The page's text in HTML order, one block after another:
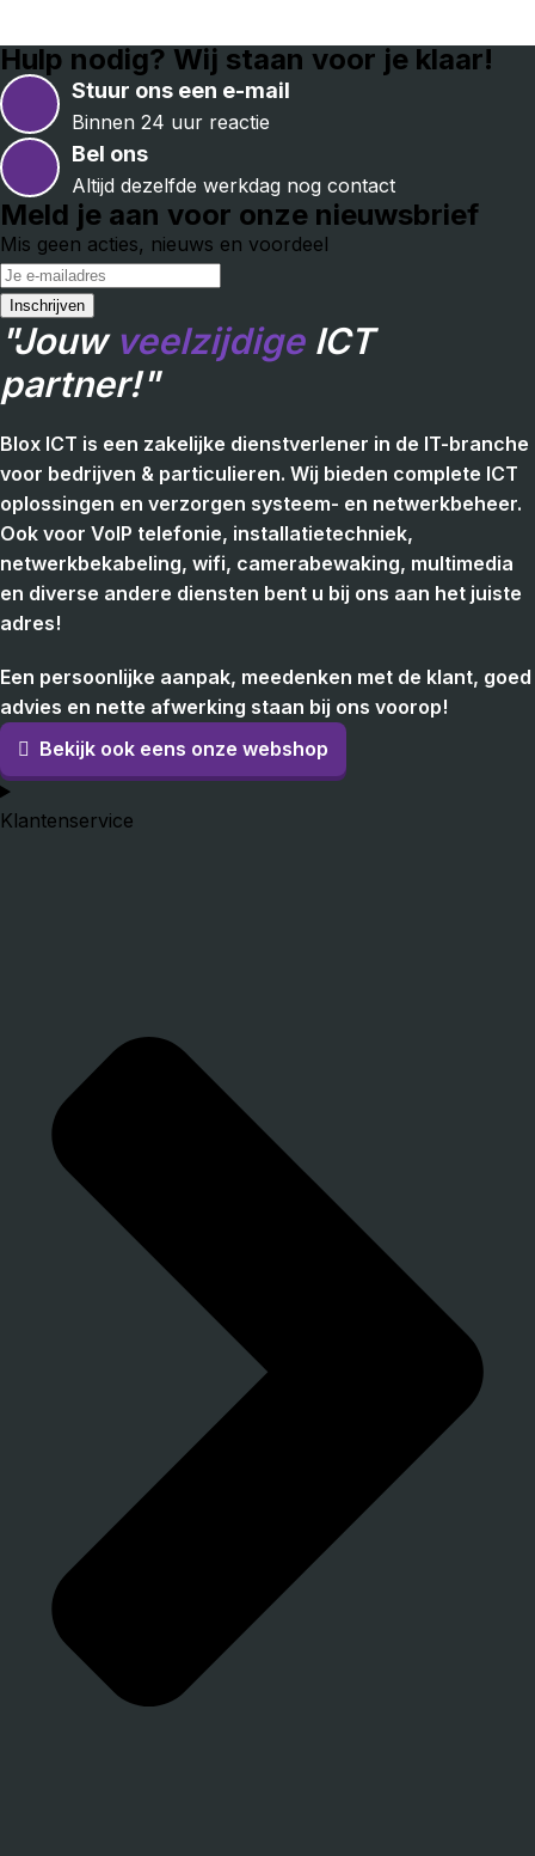
Hulp nodig? Wij staan voor je klaar!
Stuur ons een e-mail
Binnen 24 uur reactie
Bel ons
Altijd dezelfde werkdag nog contact
Meld je aan voor onze nieuwsbrief
Mis geen acties, nieuws en voordeel
"Jouw veelzijdigeICT
partner!"
Blox ICT is een zakelijke dienstverlener in de IT-branche
voor bedrijven & particulieren. Wij bieden complete ICT
oplossingen en verzorgen systeem- en netwerkbeheer.
Ook voor VoIP telefonie, installatietechniek,
netwerkbekabeling, wifi, camerabewaking, multimedia
en diverse andere diensten bent u bij ons aan het juiste
adres!
Een persoonlijke aanpak, meedenken met de klant, goed
advies en nette afwerking staan bij ons voorop!
Bekijk ook eens onze webshop
Klantenservice